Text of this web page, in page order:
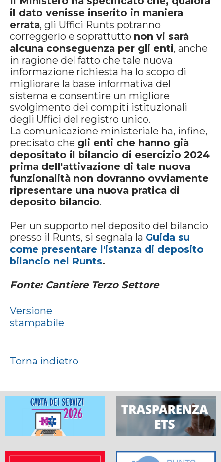
il dato venisse inserito in maniera
errata, gli Uffici Runts potranno
correggerlo e soprattutto non vi sarà
alcuna conseguenza per gli enti, anche
in ragione del fatto che tale nuova
informazione richiesta ha lo scopo di
migliorare la base informativa del
sistema e consentire un migliore
svolgimento dei compiti istituzionali
degli Uffici del registro unico.
La comunicazione ministeriale ha, infine,
precisato che gli enti che hanno già
depositato il bilancio di esercizio 2024
prima dell'attivazione di tale nuova
funzionalità non dovranno ovviamente
ripresentare una nuova pratica di
deposito bilancio.
Per un supporto nel deposito del bilancio
presso il Runts, si segnala la Guida su
come presentare l'istanza di deposito
bilancio nel Runts.
Fonte: Cantiere Terzo Settore
Versione
stampabile
Torna indietro